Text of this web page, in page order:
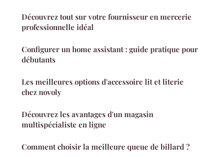
Découvrez tout sur votre fournisseur en mercerie
professionnelle idéal
Configurer un home assistant : guide pratique pour
débutants
Les meilleures options d'accessoire lit et literie
chez novoly
Découvrez les avantages d'un magasin
multispécialiste en ligne
Comment choisir la meilleure queue de billard ?